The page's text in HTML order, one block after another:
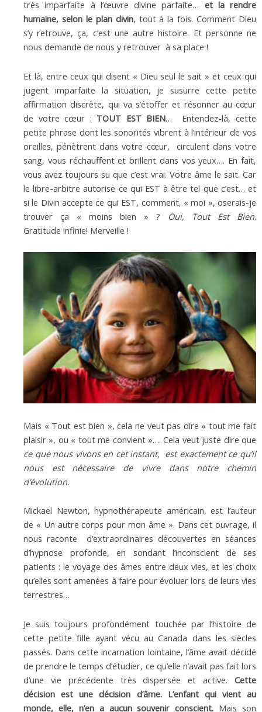
très imparfaite à l’œuvre divine parfaite… et la rendre
humaine, selon le plan divin, tout à la fois. Comment Dieu
s’y retrouve, ça, c’est une autre histoire. Et personne ne
nous demande de nous y retrouver à sa place !
Et là, entre ceux qui disent « Dieu seul le sait » et ceux qui
jugent imparfaite la situation, je susurre cette petite
affirmation discrète, qui va s’étoffer et résonner au cœur
de votre cœur : TOUT EST BIEN… Entendez-là, cette
petite phrase dont les sonorités vibrent à l’intérieur de vos
oreilles, pénètrent dans votre cœur, circulent dans votre
sang, vous réchauffent et brillent dans vos yeux…. En fait,
vous avez toujours su que c’est vrai. Votre âme le sait. Car
le libre-arbitre autorise ce qui EST à être tel que c’est… et
si le Divin accepte ce qui EST, comment, « moi », oserais-je
trouver ça « moins bien » ? Oui, Tout Est Bien.
Gratitude infinie! Merveille !
Mais « Tout est bien », cela ne veut pas dire « tout me fait
plaisir », ou « tout me convient »…. Cela veut juste dire que
ce que nous vivons en cet instant, est exactement ce qu’il
nous est nécessaire de vivre dans notre chemin
d’évolution.
Mickael Newton, hypnothérapeute américain, est l’auteur
de « Un autre corps pour mon âme ». Dans cet ouvrage, il
nous raconte d’extraordinaires découvertes en séances
d’hypnose profonde, en sondant l’inconscient de ses
patients : le voyage des âmes entre deux vies, et les choix
qu’elles sont amenées à faire pour évoluer lors de leurs vies
terrestres…
Je suis toujours profondément touchée par l’histoire de
cette petite fille ayant vécu au Canada dans les siècles
passés. Dans cette incarnation lointaine, l’âme avait décidé
de prendre le temps d’étudier, ce qu’elle n’avait pas fait lors
d’une vie précédente très dispersée et active. Cette
décision est une décision d’âme. L’enfant qui vient au
monde, elle, n’en a aucun souvenir conscient. Mais son